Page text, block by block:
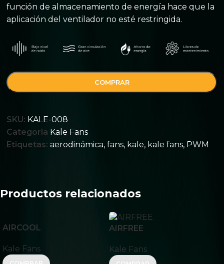
función de almacenamiento de energía hace que la
aplicación del ventilador no esté restringida.
COMPRAR
SKU: KALE-008
Categoria Kale Fans
Etiquetas: aerodinámica, fans, kale, kale fans, PWM
Productos relacionados
AIRCOOL
Kale Fans
AIRFREE
Kale Fans